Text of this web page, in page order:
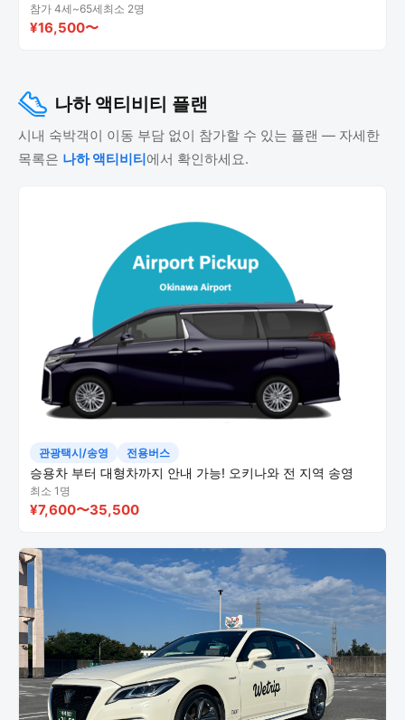
참가 4세~65세최소 2명
¥16,500〜
나하 액티비티 플랜
시내 숙박객이 이동 부담 없이 참가할 수 있는 플랜 — 자세한
목록은 나하 액티비티 에서 확인하세요.
관광택시/송영 전용버스
승용차 부터 대형차까지 안내 가능! 오키나와 전 지역 송영
최소 1명
¥7,600〜35,500